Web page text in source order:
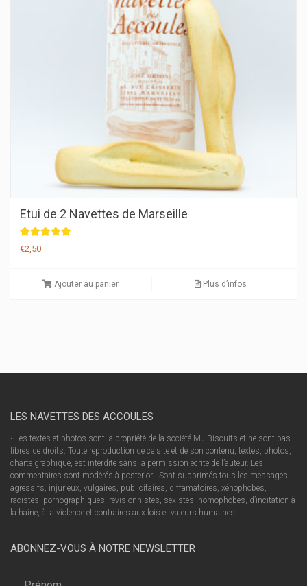
Etui de 2 Navettes de Marseille
Note
5.00
€2,50
Ajouter au panier Plus d’infos
LES NAVETTES DES ACCOULES
• Les textes et photos sont la propriété de la société MJ Biscuits et ne sont pas
libres de droits. Toute reproduction de ce site et de son contenu, textes, photos,
charte graphique, est interdite sans la permission écrite de l’auteur. Les
commentaires sont modérés à posteriori. Sont supprimés tous les messages
agressifs, injurieux, vulgaires, publicitaires, diffamatoires, xénophobes,
racistes, pornographiques, révisionnistes, sexistes, homophobes, d’incitation à
la haine, à la violence et contraires aux lois et valeurs humaines.
ABONNEZ-VOUS À NOTRE NEWSLETTER